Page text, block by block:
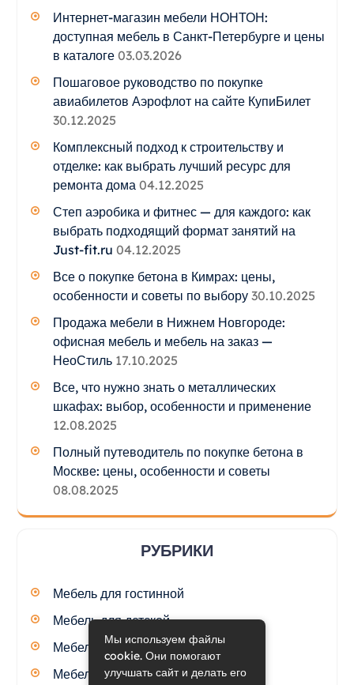
Интернет-магазин мебели НОНТОН:
доступная мебель в Санкт-Петербурге и цены
в каталоге 03.03.2026
Пошаговое руководство по покупке
авиабилетов Аэрофлот на сайте КупиБилет
30.12.2025
Комплексный подход к строительству и
отделке: как выбрать лучший ресурс для
ремонта дома 04.12.2025
Степ аэробика и фитнес — для каждого: как
выбрать подходящий формат занятий на
Just-fit.ru 04.12.2025
Все о покупке бетона в Кимрах: цены,
особенности и советы по выбору 30.10.2025
Продажа мебели в Нижнем Новгороде:
офисная мебель и мебель на заказ —
НеоСтиль 17.10.2025
Все, что нужно знать о металлических
шкафах: выбор, особенности и применение
12.08.2025
Полный путеводитель по покупке бетона в
Москве: цены, особенности и советы
08.08.2025
РУБРИКИ
Мебель для гостинной
Мебель для детской
Мебель для кухни
Мебель для спальни
Мы используем файлы
cookie. Они помогают
улучшать сайт и делать его